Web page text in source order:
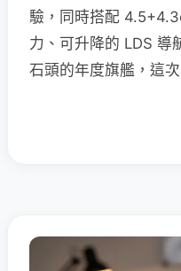
驗，同時搭配
力、可升降的 LDS 導
石頭的年度旗艦，這